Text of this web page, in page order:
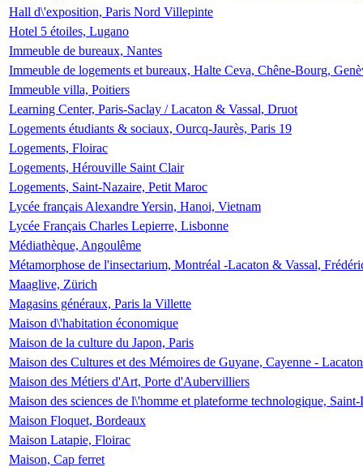
Hall d\'exposition, Paris Nord Villepinte
Hotel 5 étoiles, Lugano
Immeuble de bureaux, Nantes
Immeuble de logements et bureaux, Halte Ceva, Chêne-Bourg,
Immeuble villa, Poitiers
Learning Center, Paris-Saclay / Lacaton & Vassal, Druot
Logements étudiants & sociaux, Ourcq-Jaurès, Paris 19
Logements, Floirac
Logements, Hérouville Saint Clair
Logements, Saint-Nazaire, Petit Maroc
Lycée français Alexandre Yersin, Hanoi, Vietnam
Lycée Français Charles Lepierre, Lisbonne
Médiathèque, Angoulême
Métamorphose de l'insectarium, Montréal -Lacaton & Vassal,
Maaglive, Zürich
Magasins généraux, Paris la Villette
Maison d\'habitation économique
Maison de la culture du Japon, Paris
Maison des Cultures et des Mémoires de Guyane, Cayenne -
Maison des Métiers d'Art, Porte d'Aubervilliers
Maison des sciences de l\'homme et plateforme technologique,
Maison Floquet, Bordeaux
Maison Latapie, Floirac
Maison, Cap ferret